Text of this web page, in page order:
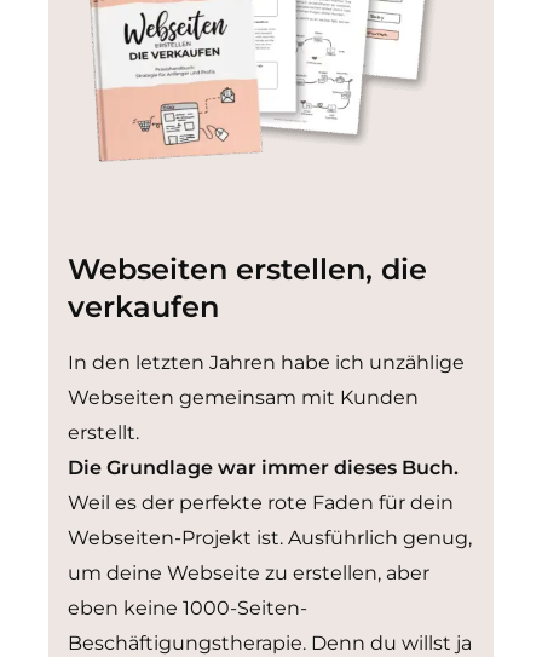
Webseiten erstellen, die
verkaufen
In den letzten Jahren habe ich unzählige
Webseiten gemeinsam mit Kunden
erstellt.
Die Grundlage war immer dieses Buch.
Weil es der perfekte rote Faden für dein
Webseiten-Projekt ist. Ausführlich genug,
um deine Webseite zu erstellen, aber
eben keine 1000-Seiten-
Beschäftigungstherapie. Denn du willst ja